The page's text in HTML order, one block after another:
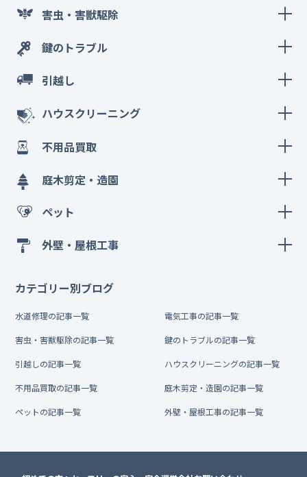
害虫・害獣駆除
鍵のトラブル
引越し
ハウスクリーニング
不用品買取
庭木剪定・造園
ペット
外壁・屋根工事
カテゴリー別ブログ
水道修理の記事一覧 電気工事の記事一覧
害虫・害獣駆除の記事一覧 鍵のトラブルの記事一覧
引越しの記事一覧 ハウスクリーニングの記事一覧
不用品買取の記事一覧 庭木剪定・造園の記事一覧
ペットの記事一覧 外壁・屋根工事の記事一覧